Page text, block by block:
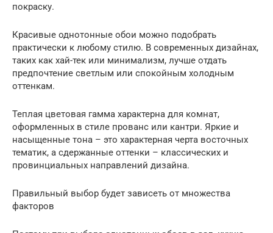
покраску.
Красивые однотонные обои можно подобрать
практически к любому стилю. В современных дизайнах,
таких как хай-тек или минимализм, лучше отдать
предпочтение светлым или спокойным холодным
оттенкам.
Теплая цветовая гамма характерна для комнат,
оформленных в стиле прованс или кантри. Яркие и
насыщенные тона – это характерная черта восточных
тематик, а сдержанные оттенки – классических и
провинциальных направлений дизайна.
Правильный выбор будет зависеть от множества
факторов